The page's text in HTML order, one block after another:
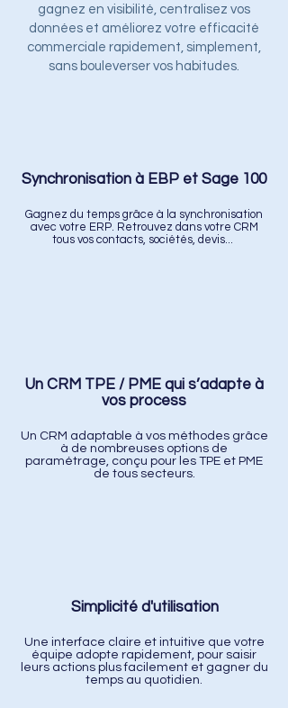
gagnez en visibilité, centralisez vos
données et améliorez votre efficacité
commerciale rapidement, simplement,
sans bouleverser vos habitudes.
Gagnez du temps grâce à la synchronisation
avec votre ERP. Retrouvez dans votre CRM
tous vos contacts, sociétés, devis... ​
Synchronisation à EBP et Sage 100
Un CRM adaptable à vos méthodes grâce
à de nombreuses options de
paramétrage, conçu pour les TPE et PME
de tous secteurs.
Un CRM TPE / PME qui s’adapte à
vos process
Simplicité d'utilisation
Une interface claire et intuitive que votre
équipe adopte rapidement, pour saisir
leurs actions plus facilement et gagner du
temps au quotidien.